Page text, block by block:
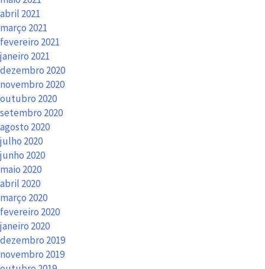
abril 2021
março 2021
fevereiro 2021
janeiro 2021
dezembro 2020
novembro 2020
outubro 2020
setembro 2020
agosto 2020
julho 2020
junho 2020
maio 2020
abril 2020
março 2020
fevereiro 2020
janeiro 2020
dezembro 2019
novembro 2019